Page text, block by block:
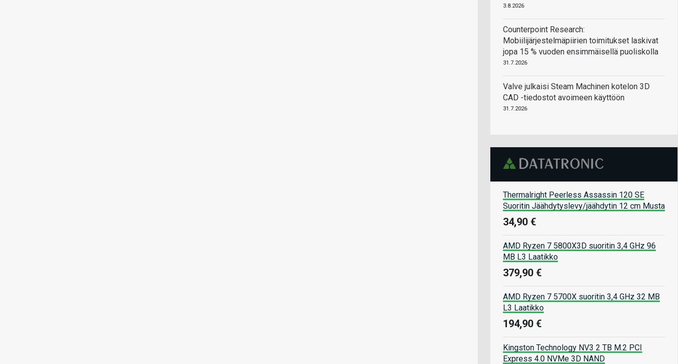
3.8.2026
Counterpoint Research:
Mobiilijärjestelmäpiirien toimitukset laskivat
jopa 15 % vuoden ensimmäisellä puoliskolla
31.7.2026
Valve julkaisi Steam Machinen kotelon 3D
CAD -tiedostot avoimeen käyttöön
31.7.2026
Thermalright Peerless Assassin 120 SE
Suoritin Jäähdytyslevy/jäähdytin 12 cm Musta
34,90 €
AMD Ryzen 7 5800X3D suoritin 3,4 GHz 96
MB L3 Laatikko
379,90 €
AMD Ryzen 7 5700X suoritin 3,4 GHz 32 MB
L3 Laatikko
194,90 €
Kingston Technology NV3 2 TB M.2 PCI
Express 4.0 NVMe 3D NAND